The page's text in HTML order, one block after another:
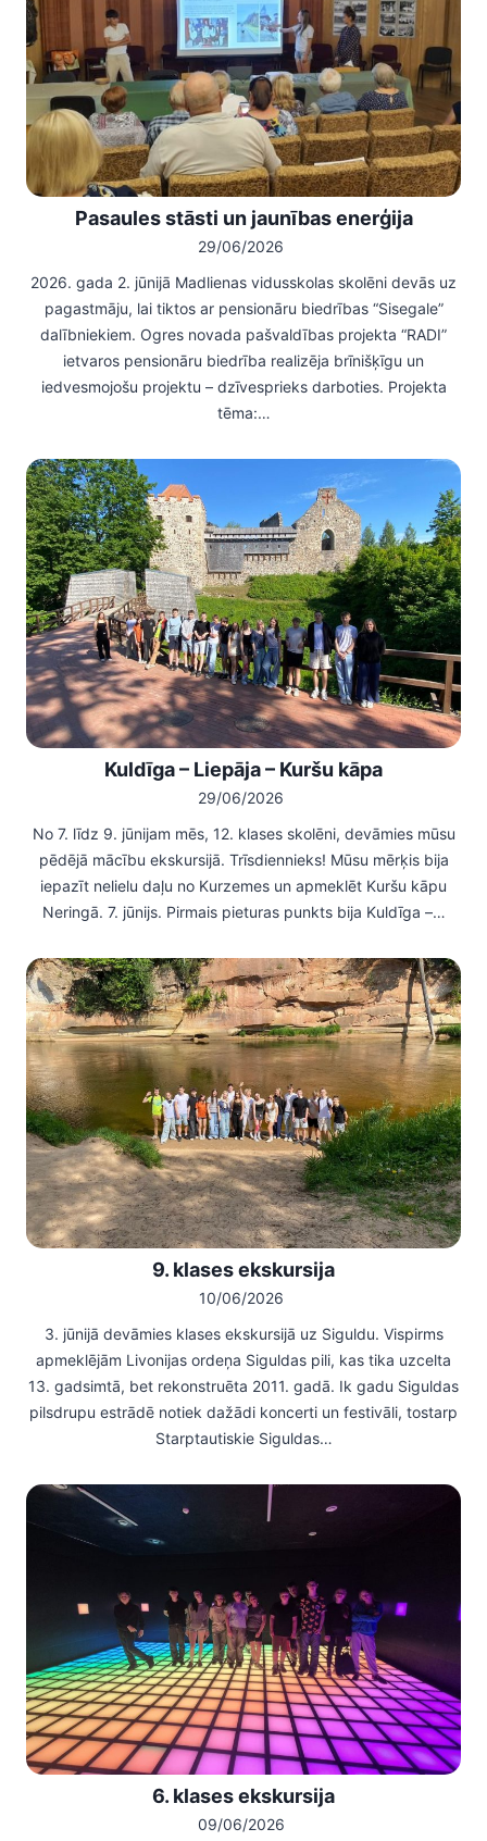
Pasaules stāsti un jaunības enerģija
29/06/2026
2026. gada 2. jūnijā Madlienas vidusskolas skolēni devās uz
pagastmāju, lai tiktos ar pensionāru biedrības “Sisegale”
dalībniekiem. Ogres novada pašvaldības projekta “RADI”
ietvaros pensionāru biedrība realizēja brīnišķīgu un
iedvesmojošu projektu – dzīvesprieks darboties. Projekta
tēma:…
Kuldīga – Liepāja – Kuršu kāpa
29/06/2026
No 7. līdz 9. jūnijam mēs, 12. klases skolēni, devāmies mūsu
pēdējā mācību ekskursijā. Trīsdiennieks! Mūsu mērķis bija
iepazīt nelielu daļu no Kurzemes un apmeklēt Kuršu kāpu
Neringā. 7. jūnijs. Pirmais pieturas punkts bija Kuldīga –…
9. klases ekskursija
10/06/2026
3. jūnijā devāmies klases ekskursijā uz Siguldu. Vispirms
apmeklējām Livonijas ordeņa Siguldas pili, kas tika uzcelta
13. gadsimtā, bet rekonstruēta 2011. gadā. Ik gadu Siguldas
pilsdrupu estrādē notiek dažādi koncerti un festivāli, tostarp
Starptautiskie Siguldas…
6. klases ekskursija
09/06/2026